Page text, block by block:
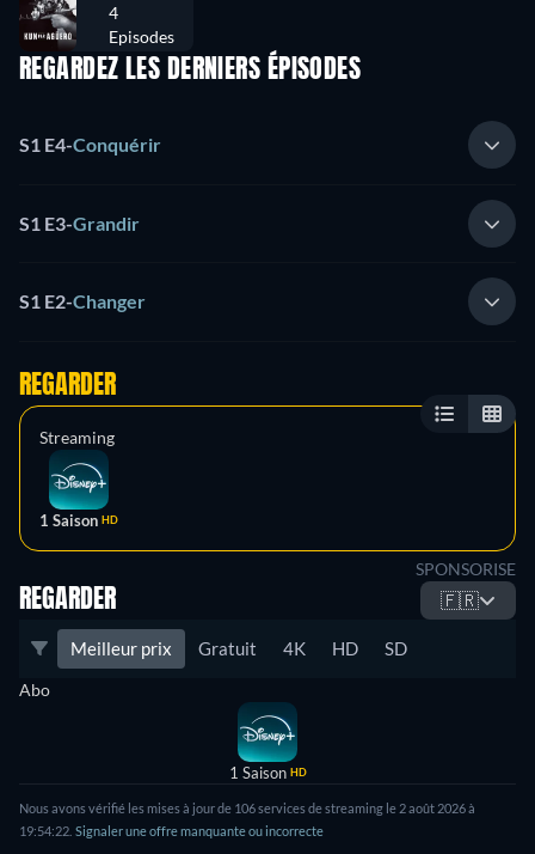
4
Episodes
REGARDEZ LES DERNIERS ÉPISODES
S1 E4-Conquérir
S1 E3-Grandir
S1 E2-Changer
REGARDER
Streaming
1 Saison HD
SPONSORISE
REGARDER 🇫🇷
Meilleur prix Gratuit 4K HD SD
Abo
1 Saison HD
Nous avons vérifié les mises à jour de 106 services de streaming le 2 août 2026 à
19:54:22. Signaler une offre manquante ou incorrecte